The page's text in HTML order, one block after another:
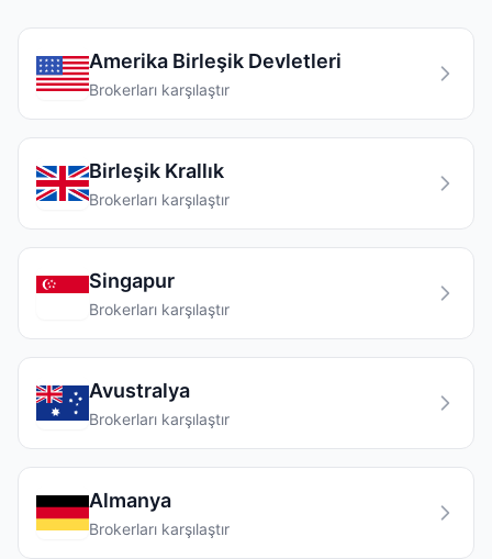
Amerika Birleşik Devletleri
Brokerları karşılaştır
Birleşik Krallık
Brokerları karşılaştır
Singapur
Brokerları karşılaştır
Avustralya
Brokerları karşılaştır
Almanya
Brokerları karşılaştır